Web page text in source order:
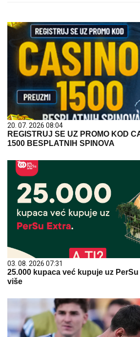
20. 07. 2026 08:04
REGISTRUJ SE UZ PROMO KOD
1500 BESPLATNIH SPINOVA
03. 08. 2026 07:31
25.000 kupaca već kupuje uz
više